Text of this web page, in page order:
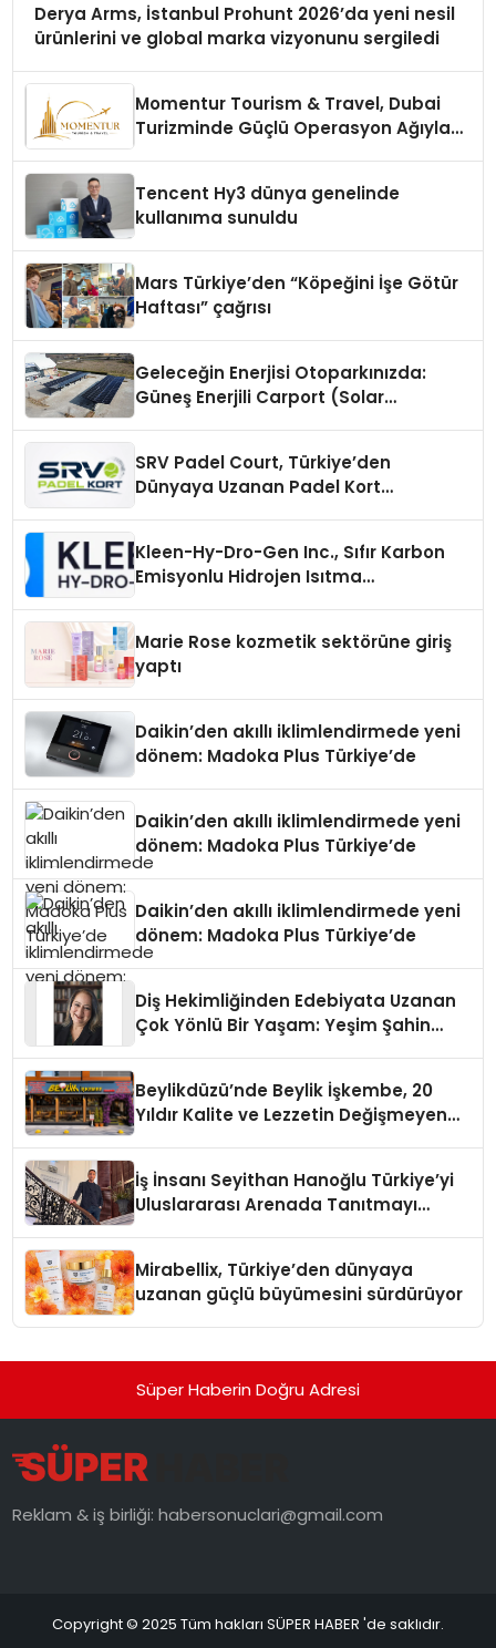
Derya Arms, İstanbul Prohunt 2026’da yeni nesil
ürünlerini ve global marka vizyonunu sergiledi
Momentur Tourism & Travel, Dubai
Turizminde Güçlü Operasyon Ağıyla
Tencent Hy3 dünya genelinde
kullanıma sunuldu
Mars Türkiye’den “Köpeğini İşe Götür
Haftası” çağrısı
Geleceğin Enerjisi Otoparkınızda:
Güneş Enerjili Carport (Solar
SRV Padel Court, Türkiye’den
Dünyaya Uzanan Padel Kort
Kleen-Hy-Dro-Gen Inc., Sıfır Karbon
Emisyonlu Hidrojen Isıtma
Marie Rose kozmetik sektörüne giriş
yaptı
Daikin’den akıllı iklimlendirmede yeni
dönem: Madoka Plus Türkiye’de
Daikin’den akıllı iklimlendirmede yeni
dönem: Madoka Plus Türkiye’de
Daikin’den akıllı iklimlendirmede yeni
dönem: Madoka Plus Türkiye’de
Diş Hekimliğinden Edebiyata Uzanan
Çok Yönlü Bir Yaşam: Yeşim Şahin
Beylikdüzü’nde Beylik İşkembe, 20
Yıldır Kalite ve Lezzetin Değişmeyen
İş İnsanı Seyithan Hanoğlu Türkiye’yi
Uluslararası Arenada Tanıtmayı
Mirabellix, Türkiye’den dünyaya
uzanan güçlü büyümesini sürdürüyor
Süper Haberin Doğru Adresi
Reklam & iş birliği:habersonuclari@gmail.com
Copyright © 2025 Tüm hakları SÜPER HABER 'de saklıdır.